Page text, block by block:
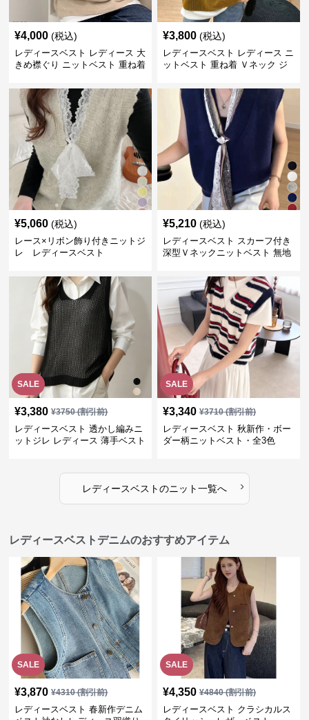
¥4,000 (税込)
レディースベスト レディース 大
きめ襟ぐり ニットベスト 重ね着
¥3,800 (税込)
レディースベスト レディース ニ
ットベスト 重ね着 Ｖネック ジ
¥5,060 (税込)
レース×リボン飾り付きニットジ
レ レディースベスト
¥5,210 (税込)
レディースベスト スカーフ付き
深型Ｖネックニットベスト 無地
SALE
¥3,380 ¥3750(割引前)
レディースベスト 透かし編みニ
ットジレ レディース 薄手ベスト
SALE
¥3,340 ¥3710(割引前)
レディースベスト 秋新作・ボー
ダー柄ニットベスト・全3色
レディースベストのニット一覧へ ›
レディースベストデニムのおすすめアイテム
SALE
¥3,870 ¥4310(割引前)
レディースベスト 春新作デニム
SALE
¥4,350 ¥4840(割引前)
レディースベスト クラシカルス